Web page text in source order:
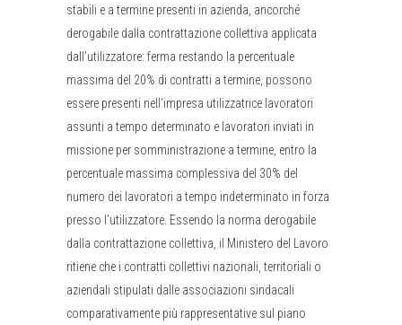
stabili e a termine presenti in azienda, ancorché
derogabile dalla contrattazione collettiva applicata
dall’utilizzatore: ferma restando la percentuale
massima del 20% di contratti a termine, possono
essere presenti nell’impresa utilizzatrice lavoratori
assunti a tempo determinato e lavoratori inviati in
missione per somministrazione a termine, entro la
percentuale massima complessiva del 30% del
numero dei lavoratori a tempo indeterminato in forza
presso l’utilizzatore. Essendo la norma derogabile
dalla contrattazione collettiva, il Ministero del Lavoro
ritiene che i contratti collettivi nazionali, territoriali o
aziendali stipulati dalle associazioni sindacali
comparativamente più rappresentative sul piano